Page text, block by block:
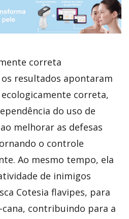
correta
os resultados apontaram
correta,
do uso de
melhorar as defesas
o controle
Ao mesmo tempo, ela
de inimigos
Cotesia flavipes, para
contribuindo para a